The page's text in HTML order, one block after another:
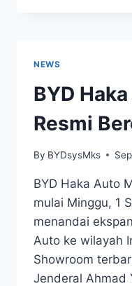
NEWS
BYD
Resmi
By BYDsysMks
BYD Haka Auto
mulai Minggu, 1
menandai
Auto ke wilayah
Showroom
Jenderal Ahmad